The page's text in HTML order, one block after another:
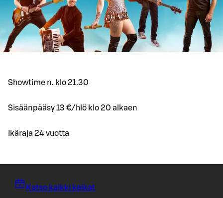
Showtime n. klo 21.30
Sisäänpääsy 13 €/hlö klo 20 alkaen
Ikäraja 24 vuotta
Katso kaikki keikat